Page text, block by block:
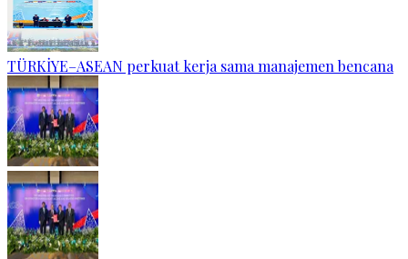
TÜRKİYE–ASEAN perkuat kerja sama manajemen bencana